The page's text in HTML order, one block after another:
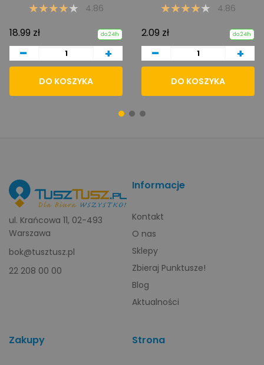
4.86
18.99 zł do 24h
- +
DO KOSZYKA
4.86
2.09 zł do 24h
- +
DO KOSZYKA
ul. Krańcowa 11, 02-493
Warszawa
bok@tusztusz.pl
22 208 00 00
Informacje
Kontakt
O nas
Sklepy
Zbieraj Punktusze!
Blog
Aktualności
Zakupy Strona